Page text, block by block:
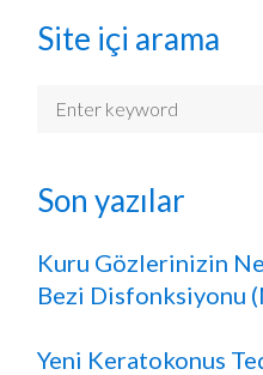
Site içi arama
Search
Son yazılar
Kuru Gözlerinizin
Bezi Disfonksiyonu
Yeni Keratokonus